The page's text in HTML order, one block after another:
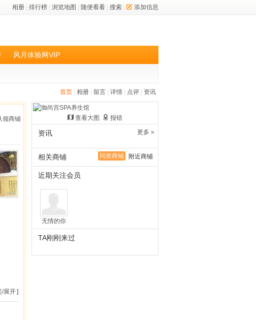
相册 排行榜 浏览地图 随便看看 搜索 添加信息
风月体验网VIP
首页 相册 留言 详情 点评 资讯
领商铺
/展开]
查看大图
报错
更多 »
资讯
同类商铺 附近商铺
相关商铺
近期关注会员
无情的你
TA刚刚来过